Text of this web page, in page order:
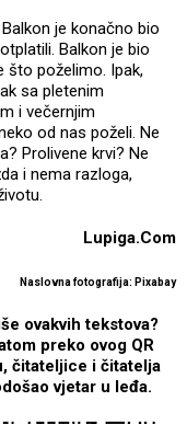
Balkon je konačno bio
Balkon je bio
što poželimo. Ipak,
sa pletenim
i večernjim
od nas poželi. Ne
Prolivene krvi? Ne
i nema razloga,
Lupiga.Com
Naslovna fotografija: Pixabay
ovakvih tekstova?
preko ovog QR
čitateljice i čitatelja
vjetar u leđa.